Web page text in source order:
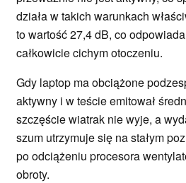
działa w takich warunkach
to wartość 27,4 dB, co
całkowicie cichym otoczeniu.
Gdy laptop ma obciążone
aktywny i w teście emitował
szczęście wiatrak nie wyje, a
szum utrzymuje się na stałym
po odciążeniu procesora
obroty.